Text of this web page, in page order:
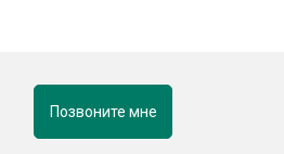
Позвоните мне